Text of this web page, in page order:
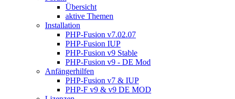
Übersicht
aktive Themen
Installation
PHP-Fusion v7.02.07
PHP-Fusion IUP
PHP-Fusion v9 Stable
PHP-Fusion v9 - DE Mod
Anfängerhilfen
PHP-Fusion v7 & IUP
PHP-F v9 & v9 DE MOD